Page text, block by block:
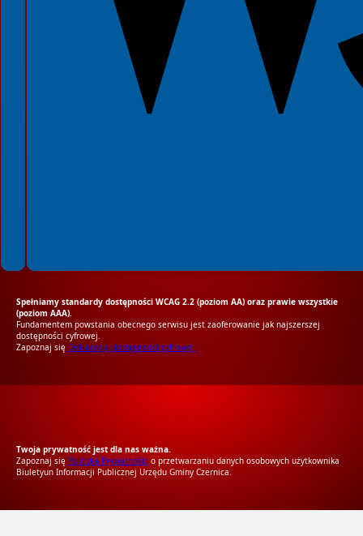
Spełniamy standardy dostępności WCAG 2.2 (poziom AA) oraz prawie wszystkie
(poziom AAA).
Fundamentem powstania obecnego serwisu jest zaoferowanie jak najszerszej
dostępności cyfrowej.
Zapoznaj się Deklaracją dostępności cyfrowej.
Twoja prywatność jest dla nas ważna.
Zapoznaj się Polityką Prywatności o przetwarzaniu danych osobowych użytkownika
Biuletyun Informacji Publicznej Urzędu Gminy Czernica.